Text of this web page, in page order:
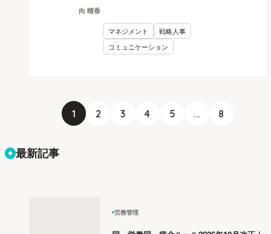
向 晴香
マネジメント
戦略人事
コミュニケーション
1 2 3 4 5 ... 8
最新記事
労務管理